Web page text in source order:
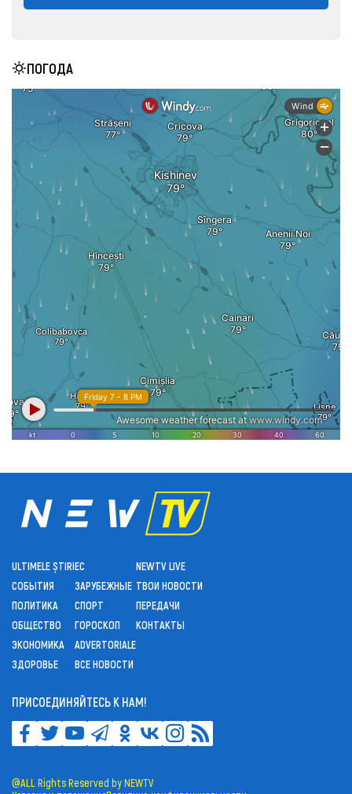
ПОГОДА
ULTIMELE ȘTIRI
СОБЫТИЯ
ПОЛИТИКА
ОБЩЕСТВО
ЭКОНОМИКА
ЗДОРОВЬЕ
ЕС
ЗАРУБЕЖНЫЕ
СПОРТ
ГОРОСКОП
ADVERTORIALE
ВСЕ НОВОСТИ
NEWTV LIVE
ТВОИ НОВОСТИ
ПЕРЕДАЧИ
КОНТАКТЫ
ПРИСОЕДИНЯЙТЕСЬ К НАМ!
@ALL Rights Reserved by NEWTV